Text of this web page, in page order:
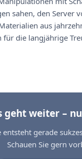
sahen, den Server
aus
die langjährige
geht weiter –
entsteht gerade
Schauen Sie gern